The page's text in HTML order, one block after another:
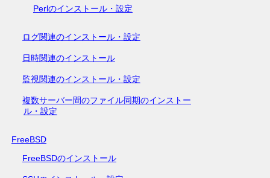
Perlのインストール・設定
ログ関連のインストール・設定
日時関連のインストール
監視関連のインストール・設定
複数サーバー間のファイル同期のインストー
ル・設定
FreeBSD
FreeBSDのインストール